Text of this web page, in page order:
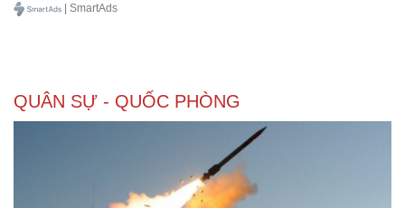
| SmartAds
QUÂN SỰ - QUỐC PHÒNG